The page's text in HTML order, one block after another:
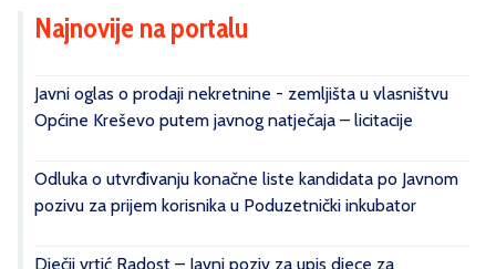
Najnovije na portalu
Javni oglas o prodaji nekretnine - zemljišta u vlasništvu
Općine Kreševo putem javnog natječaja – licitacije
Odluka o utvrđivanju konačne liste kandidata po Javnom
pozivu za prijem korisnika u Poduzetnički inkubator
Dječji vrtić Radost – Javni poziv za upis djece za